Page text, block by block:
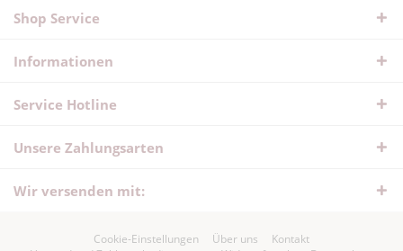
Shop Service
Informationen
Service Hotline
Unsere Zahlungsarten
Wir versenden mit:
Cookie-Einstellungen Über uns
Kontakt